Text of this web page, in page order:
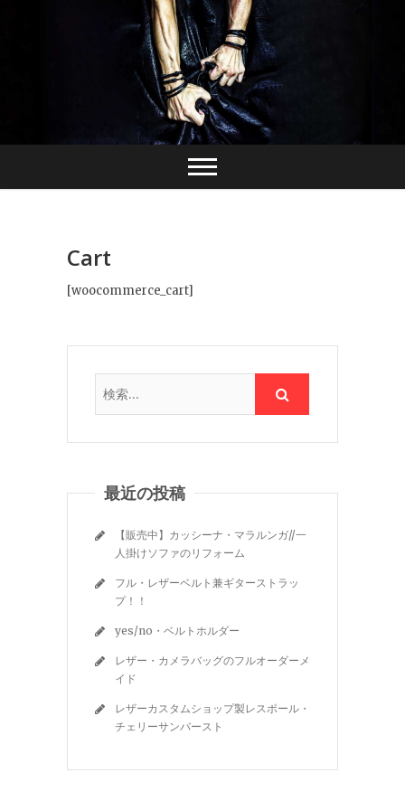
Cart
[woocommerce_cart]
最近の投稿
【販売中】カッシーナ・マラルンガ//一
人掛けソファのリフォーム
フル・レザーベルト兼ギターストラッ
プ！！
yes/no・ベルトホルダー
レザー・カメラバッグのフルオーダーメ
イド
レザーカスタムショップ製レスポール・
チェリーサンバースト